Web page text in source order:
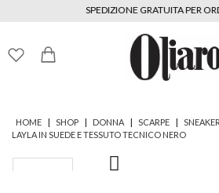
SPEDIZIONE GRATUITA PER
HOME | SHOP | DONNA | SCARPE |
LAYLA IN SUEDE E TESSUTO TECNICO NERO